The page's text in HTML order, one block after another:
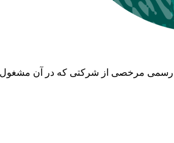
رسمی مرخصی از شرکتی که در آن مشغول